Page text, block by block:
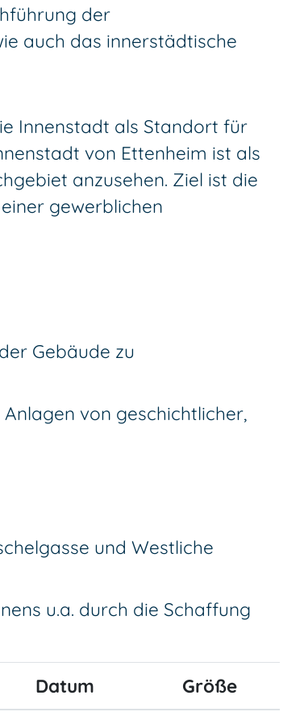
der
auch das innerstädtische
Innenstadt als Standort für
von Ettenheim ist als
anzusehen. Ziel ist die
gewerblichen
Gebäude zu
von geschichtlicher,
und Westliche
u.a. durch die Schaffung
Datum Größe